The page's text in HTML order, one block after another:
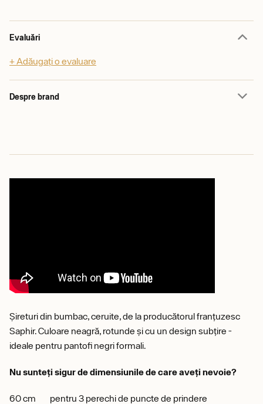
Evaluări
+ Adăugați o evaluare
Despre brand
Șireturi din bumbac, ceruite, de la producătorul franțuzesc
Saphir. Culoare neagră, rotunde și cu un design subțire -
ideale pentru pantofi negri formali.
Nu sunteți sigur de dimensiunile de care aveți nevoie?
60 cm pentru 3 perechi de puncte de prindere